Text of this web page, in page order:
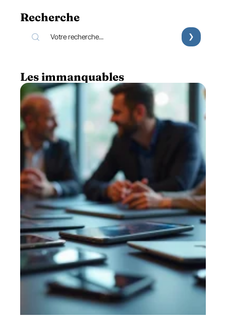
Recherche
Les immanquables